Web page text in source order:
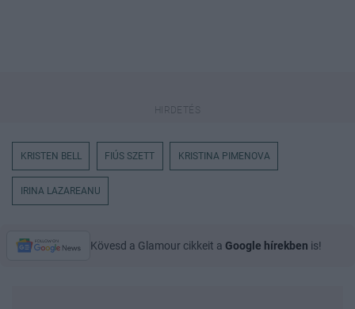
KRISTEN BELL FIÚS SZETT KRISTINA PIMENOVA
IRINA LAZAREANU
Kövesd a Glamour cikkeit a Google hírekben is!